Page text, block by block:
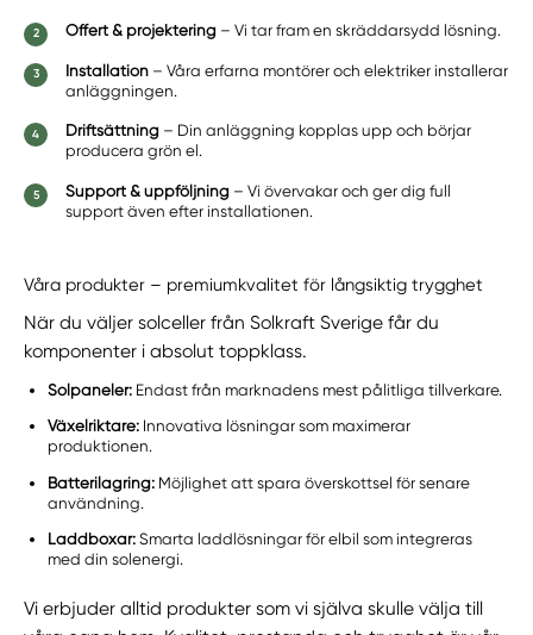
Offert & projektering – Vi tar fram en skräddarsydd lösning.
Installation – Våra erfarna montörer och elektriker installerar
anläggningen.
Driftsättning – Din anläggning kopplas upp och börjar
producera grön el.
Support & uppföljning – Vi övervakar och ger dig full
support även efter installationen.
Våra produkter – premiumkvalitet för långsiktig trygghet
När du väljer solceller från Solkraft Sverige får du
komponenter i absolut toppklass.
Solpaneler: Endast från marknadens mest pålitliga tillverkare.
Växelriktare: Innovativa lösningar som maximerar
produktionen.
Batterilagring: Möjlighet att spara överskottsel för senare
användning.
Laddboxar: Smarta laddlösningar för elbil som integreras
med din solenergi.
Vi erbjuder alltid produkter som vi själva skulle välja till